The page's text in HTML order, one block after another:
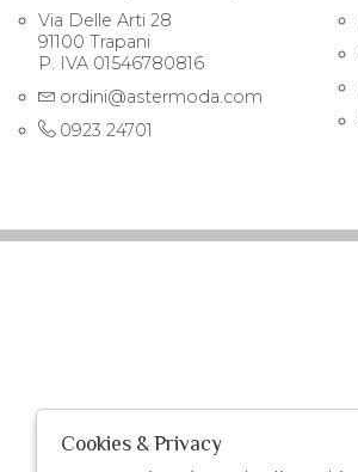
Via Delle Arti 28
91100 Trapani
P. IVA 01546780816
ordini@astermoda.com
0923 24701
Cookies & Privacy